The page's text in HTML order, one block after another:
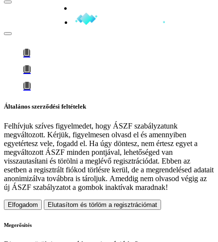
Általános szerződési feltételek
Felhívjuk szíves figyelmedet, hogy ÁSZF szabályzatunk
megváltozott. Kérjük, figyelmesen olvasd el és amennyiben
egyetértesz vele, fogadd el. Ha úgy döntesz, nem értesz egyet a
megváltozott ÁSZF minden pontjával, lehetőséged van
visszautasítani és törölni a meglévő regisztrációdat. Ebben az
esetben a regisztrált fiókod törlésre kerül, de a megrendelésed adatait
anonimizálva továbbra is tároljuk. Ameddig nem olvasod végig az
új ÁSZF szabályzatot a gombok inaktívak maradnak!
Elfogadom Elutasítom és törlöm a regisztrációmat
Megerősítés